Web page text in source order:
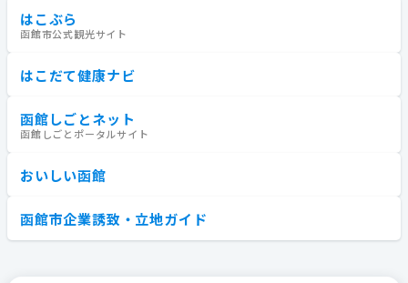
はこぶら
函館市公式観光サイト
はこだて健康ナビ
函館しごとネット
函館しごとポータルサイト
おいしい函館
函館市企業誘致・立地ガイド